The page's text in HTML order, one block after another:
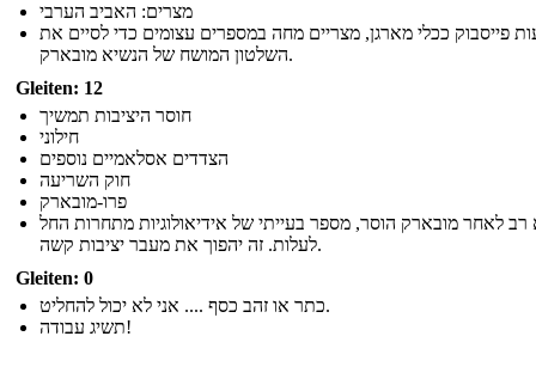
מצרים: האביב הערבי
פייסבוק ככלי מארגן, מצריים מחה במספרים עצומים כדי לסיים את
השלטון המושח של הנשיא מובארק.
Gleiten: 12
חוסר היציבות תמשיך
חילוני
הצדדים אסלאמיים נוספים
חוק השריעה
פרו-מובארק
רב לאחר מובארק הוסר, מספר בעייתי של אידיאולוגיות מתחרות החל
לעלות. זה יהפוך את מעבר יציבות קשה.
Gleiten: 0
כתר או זהב כסף .... אני לא יכול להחליט.
תשיג עבודה!